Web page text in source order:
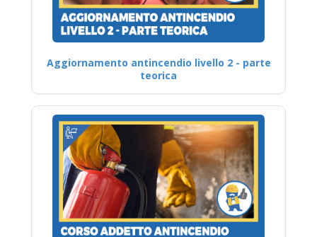
Aggiornamento antincendio livello 2 - parte
teorica